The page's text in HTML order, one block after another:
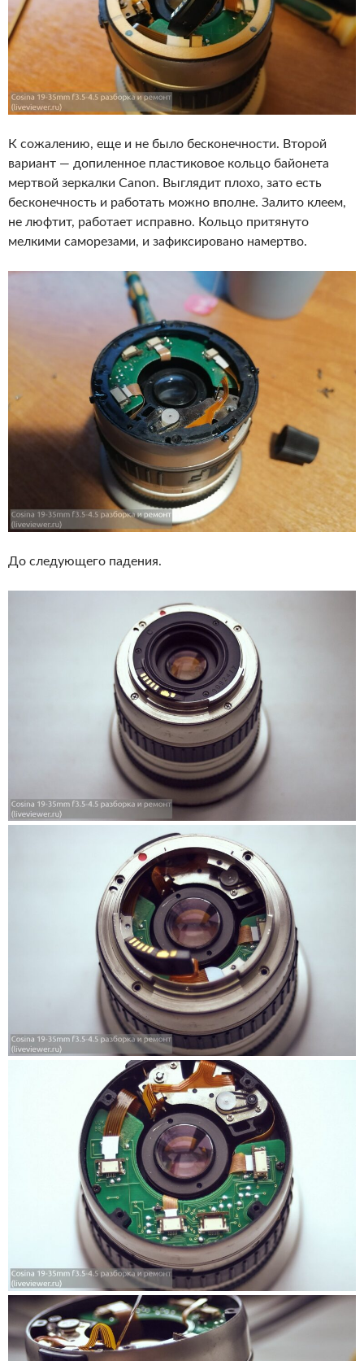
К сожалению, еще и не было бесконечности. Второй
вариант — допиленное пластиковое кольцо байонета
мертвой зеркалки Canon. Выглядит плохо, зато есть
бесконечность и работать можно вполне. Залито клеем,
не люфтит, работает исправно. Кольцо притянуто
мелкими саморезами, и зафиксировано намертво.
До следующего падения.